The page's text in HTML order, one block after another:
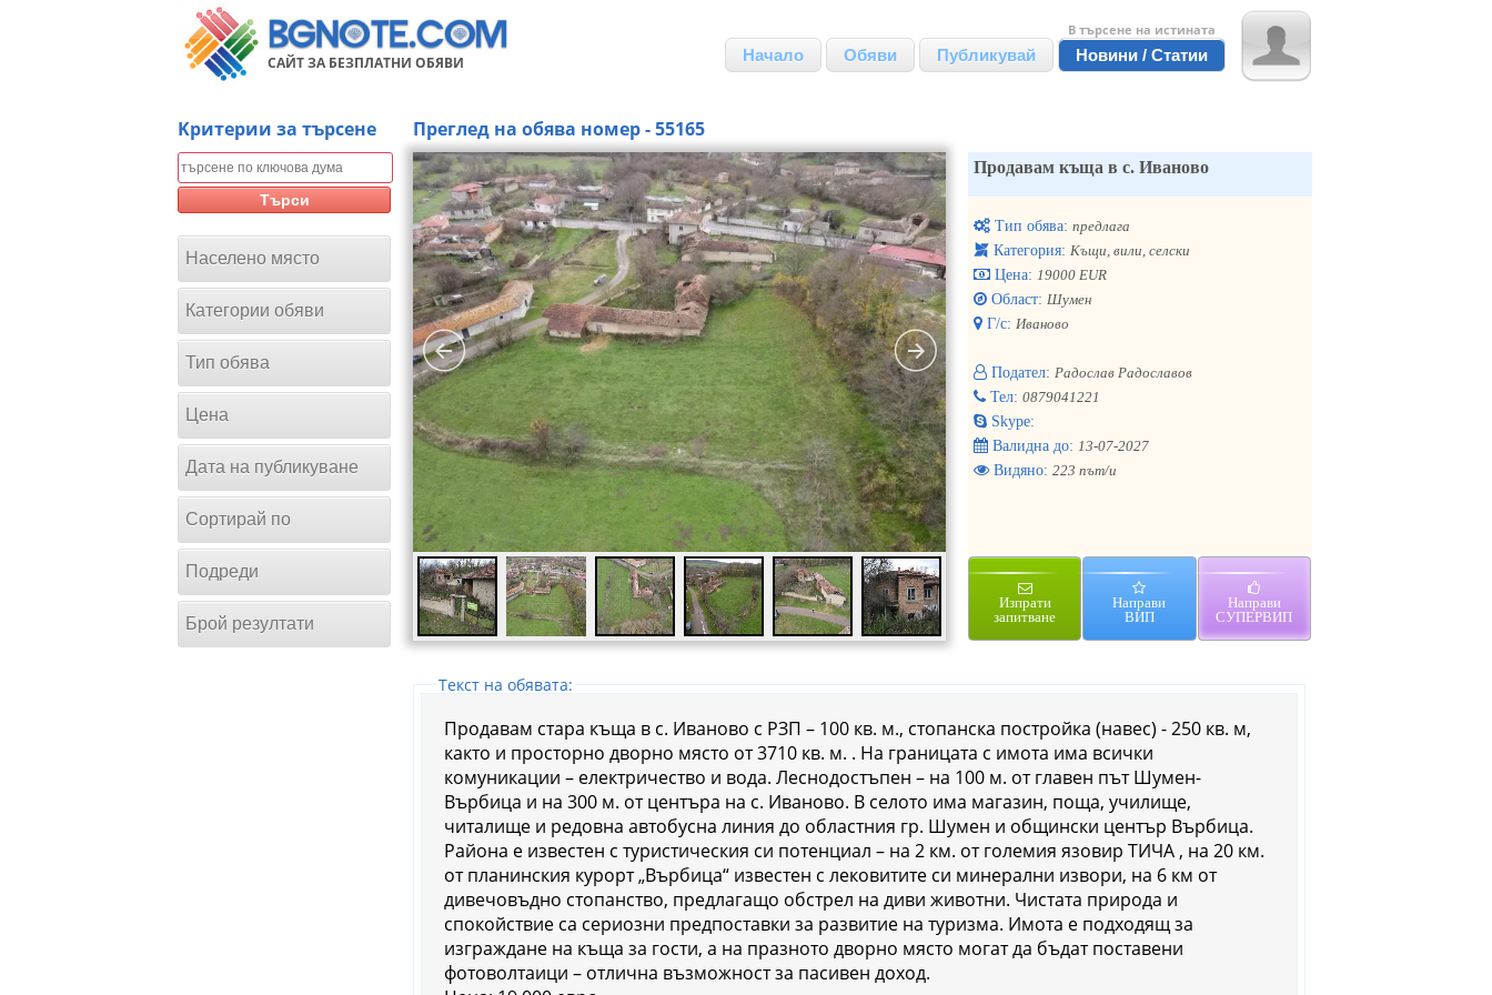
САЙТ ЗА БЕЗПЛАТНИ ОБЯВИ Начало Обяви Публикувай
В търсене на истината
Новини / Статии
Kритерии за търсене
Търси
Населено място
Категории обяви
Тип обява
Цена
Дата на публикуване
Сортирай по
Подреди
Брой резултати
Преглед на обява номер - 55165
Продавам къща в с. Иваново
Тип обява: предлага
Категория: Къщи, вили, селски
Цена: 19000 EUR
Област: Шумен
Г/с: Иваново
Подател: Радослав Радославов
Тел: 0879041221
Skype:
Валидна до: 13-07-2027
Видяно: 223 път/и
Изпрати
запитване
Направи
ВИП
Направи
СУПЕРВИП
Tекст на обявата:
Продавам стара къща в с. Иваново с РЗП – 100 кв. м., стопанска постройка (навес) - 250 кв. м,
както и просторно дворно място от 3710 кв. м. . На границата с имота има всички
комуникации – електричество и вода. Леснодостъпен – на 100 м. от главен път Шумен-
Върбица и на 300 м. от центъра на с. Иваново. В селото има магазин, поща, училище,
читалище и редовна автобусна линия до областния гр. Шумен и общински център Върбица.
Района е известен с туристическия си потенциал – на 2 км. от големия язовир ТИЧА , на 20 км.
от планинския курорт „Върбица“ известен с лековитите си минерални извори, на 6 км от
дивечовъдно стопанство, предлагащо обстрел на диви животни. Чистата природа и
спокойствие са сериозни предпоставки за развитие на туризма. Имота е подходящ за
изграждане на къща за гости, а на празното дворно място могат да бъдат поставени
фотоволтаици – отлична възможност за пасивен доход.